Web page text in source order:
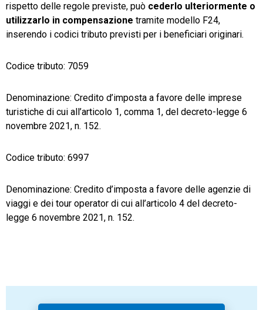
rispetto delle regole previste, può cederlo ulteriormente o
utilizzarlo in compensazione tramite modello F24,
inserendo i codici tributo previsti per i beneficiari originari.
Codice tributo: 7059
Denominazione: Credito d’imposta a favore delle imprese
turistiche di cui all’articolo 1, comma 1, del decreto-legge 6
novembre 2021, n. 152.
Codice tributo: 6997
Denominazione: Credito d’imposta a favore delle agenzie di
viaggi e dei tour operator di cui all’articolo 4 del decreto-
legge 6 novembre 2021, n. 152.